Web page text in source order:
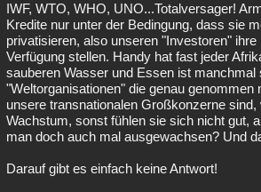
IWF, WTO, WHO, UNO...Totalversager!
Kredite nur unter der Bedingung, dass sie
privatisieren, also unseren "Investoren"
Verfügung stellen. Handy hat fast jeder
sauberen Wasser und Essen ist manchmal
"Weltorganisationen" die genau genommen
unsere transnationalen Großkonzerne sind,
Wachstum, sonst fühlen sie sich nicht gut,
man doch auch mal ausgewachsen? Und
Darauf gibt es einfach keine Antwort!